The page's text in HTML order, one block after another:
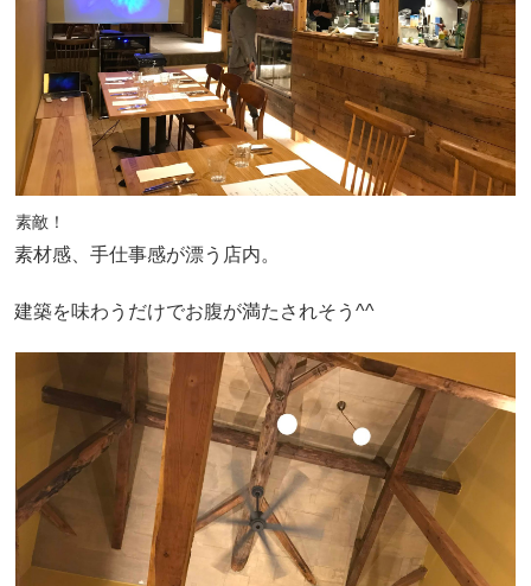
素敵！
素材感、手仕事感が漂う店内。
建築を味わうだけでお腹が満たされそう^^